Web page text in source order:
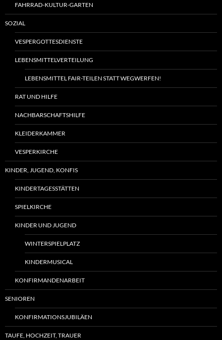
FAHRRAD-KULTUR-GARTEN
SOZIAL
VESPERGOTTESDIENSTE
LEBENSMITTELVERTEILUNG
LEBENSMITTEL FAIR-TEILEN STATT WEGWERFEN!
RAT UND HILFE
NACHBARSCHAFTSHILFE
KLEIDERKAMMER
VESPERKIRCHE
KINDER, JUGEND, KONFIS
KINDERTAGESSTÄTTEN
SPIELKIRCHE
KINDER UND JUGEND
WINTERSPIELPLATZ
KINDERMUSICAL
KONFIRMANDENARBEIT
SENIOREN
KONFIRMATIONSJUBILÄEN
TAUFE, HOCHZEIT, TRAUER